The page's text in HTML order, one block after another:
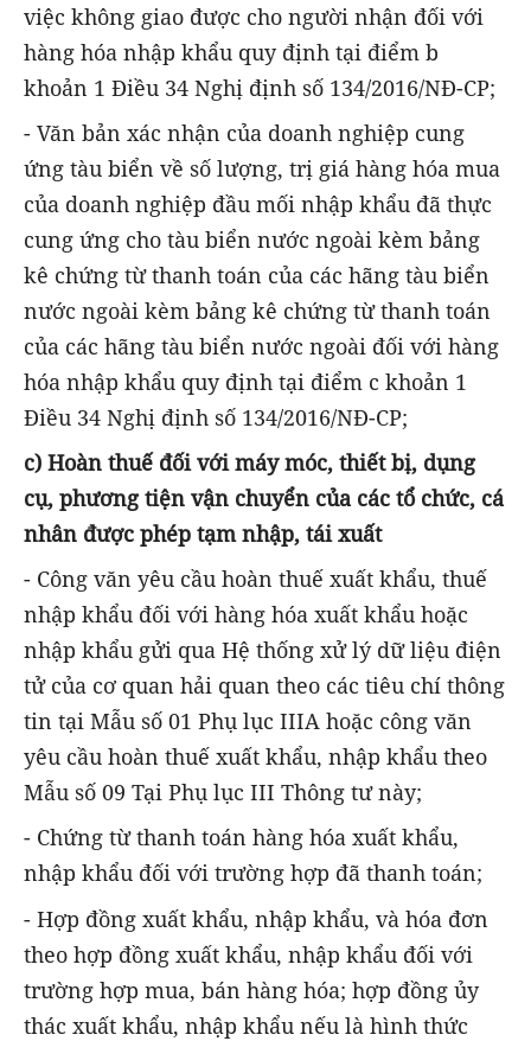
việc không giao được cho người nhận đối với
hàng hóa nhập khẩu quy định tại điểm b
khoản 1 Điều 34 Nghị định số 134/2016/NĐ-CP;
- Văn bản xác nhận của doanh nghiệp cung
ứng tàu biển về số lượng, trị giá hàng hóa mua
của doanh nghiệp đầu mối nhập khẩu đã thực
cung ứng cho tàu biển nước ngoài kèm bảng
kê chứng từ thanh toán của các hãng tàu biển
nước ngoài kèm bảng kê chứng từ thanh toán
của các hãng tàu biển nước ngoài đối với hàng
hóa nhập khẩu quy định tại điểm c khoản 1
Điều 34 Nghị định số 134/2016/NĐ-CP;
c) Hoàn thuế đối với máy móc, thiết bị, dụng
cụ, phương tiện vận chuyển của các tổ chức, cá
nhân được phép tạm nhập, tái xuất
- Công văn yêu cầu hoàn thuế xuất khẩu, thuế
nhập khẩu đối với hàng hóa xuất khẩu hoặc
nhập khẩu gửi qua Hệ thống xử lý dữ liệu điện
tử của cơ quan hải quan theo các tiêu chí thông
tin tại Mẫu số 01 Phụ lục IIIA hoặc công văn
yêu cầu hoàn thuế xuất khẩu, nhập khẩu theo
Mẫu số 09 Tại Phụ lục III Thông tư này;
- Chứng từ thanh toán hàng hóa xuất khẩu,
nhập khẩu đối với trường hợp đã thanh toán;
- Hợp đồng xuất khẩu, nhập khẩu, và hóa đơn
theo hợp đồng xuất khẩu, nhập khẩu đối với
trường hợp mua, bán hàng hóa; hợp đồng ủy
thác xuất khẩu, nhập khẩu nếu là hình thức